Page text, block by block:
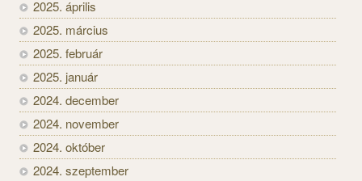
2025. április
2025. március
2025. február
2025. január
2024. december
2024. november
2024. október
2024. szeptember